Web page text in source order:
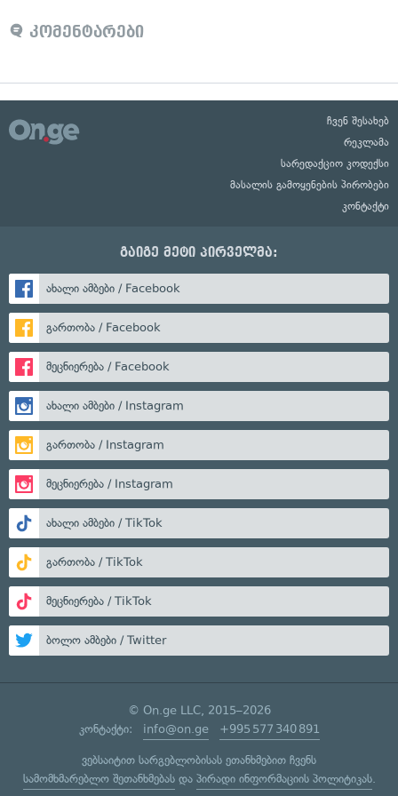
კომენტარები
ჩვენ შესახებ
რეკლამა
სარედაქციო კოდექსი
მასალის გამოყენების პირობები
კონტაქტი
გაიგე მეტი პირველმა:
ახალი ამბები / Facebook
გართობა / Facebook
მეცნიერება / Facebook
ახალი ამბები / Instagram
გართობა / Instagram
მეცნიერება / Instagram
ახალი ამბები / TikTok
გართობა / TikTok
მეცნიერება / TikTok
ბოლო ამბები / Twitter
© On.ge LLC, 2015–2026
კონტაქტი: info@on.ge +995 577 340 891
ვებსაიტით სარგებლობისას ეთანხმებით ჩვენს
სამომხმარებლო შეთანხმებასდა პირადი ინფორმაციის პოლიტიკას.